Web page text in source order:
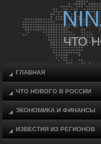
ЧТО
ГЛАВНАЯ
ЧТО НОВОГО В РОССИИ
ЭКОНОМИКА И ФИНАНСЫ
ИЗВЕСТИЯ ИЗ РЕГИОНОВ